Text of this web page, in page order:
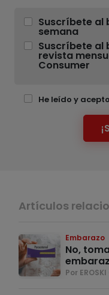
Suscríbete al
semana
Suscríbete al
revista
Consumer
He leído y
Artículos
Embarazo
No,
Por